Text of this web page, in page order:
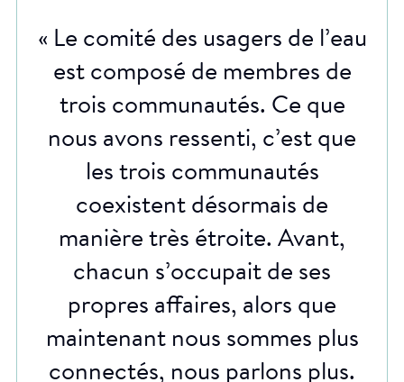
« Le comité des usagers de l’eau
est composé de membres de
trois communautés. Ce que
nous avons ressenti, c’est que
les trois communautés
coexistent désormais de
manière très étroite. Avant,
chacun s’occupait de ses
propres affaires, alors que
maintenant nous sommes plus
connectés, nous parlons plus.